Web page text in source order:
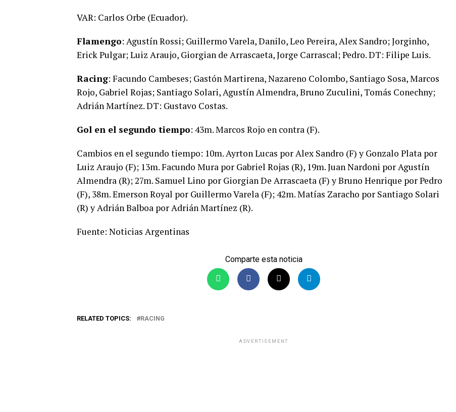
VAR: Carlos Orbe (Ecuador).
Flamengo: Agustín Rossi; Guillermo Varela, Danilo, Leo Pereira, Alex Sandro; Jorginho,
Erick Pulgar; Luiz Araujo, Giorgian de Arrascaeta, Jorge Carrascal; Pedro. DT: Filipe Luis.
Racing: Facundo Cambeses; Gastón Martirena, Nazareno Colombo, Santiago Sosa, Marcos
Rojo, Gabriel Rojas; Santiago Solari, Agustín Almendra, Bruno Zuculini, Tomás Conechny;
Adrián Martínez. DT: Gustavo Costas.
Gol en el segundo tiempo: 43m. Marcos Rojo en contra (F).
Cambios en el segundo tiempo: 10m. Ayrton Lucas por Alex Sandro (F) y Gonzalo Plata por
Luiz Araujo (F); 13m. Facundo Mura por Gabriel Rojas (R), 19m. Juan Nardoni por Agustín
Almendra (R); 27m. Samuel Lino por Giorgian De Arrascaeta (F) y Bruno Henrique por Pedro
(F), 38m. Emerson Royal por Guillermo Varela (F); 42m. Matías Zaracho por Santiago Solari
(R) y Adrián Balboa por Adrián Martínez (R).
Fuente: Noticias Argentinas
Comparte esta noticia
RELATED TOPICS: RACING
ADVERTISEMENT